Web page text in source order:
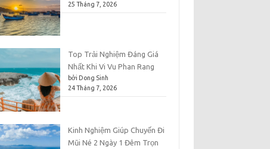
25 Tháng 7, 2026
Top Trải Nghiệm Đáng Giá
Nhất Khi Vi Vu Phan Rang
bởi Dong Sinh
24 Tháng 7, 2026
Kinh Nghiệm Giúp Chuyến Đi
Mũi Né 2 Ngày 1 Đêm Trọn